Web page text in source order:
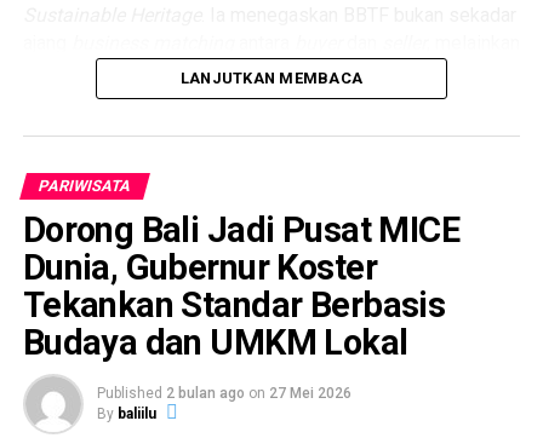
platform strategis untuk membangun kepercayaan pasar,
memperkuat kolaborasi lintas sektor, dan membuka
Tahun ini, BBTF diikuti 407
sellers, yang menjadi bukti tingginya kepercayaan dunia
internasional terhadap Bali dan Indonesia sebagai
destinasi unggulan di tengah dinamika global.
Sementara itu, Menteri Pariwisata RI Widiyanti Putri
Wardhana dalam sambutannya menyampaikan apresiasi
atas konsistensi penyelenggaraan BBTF sebagai salah
satutravel fairterbesar dan paling strategis di Indonesia.
Menurutnya, penyelenggaraan BBTF merupakan bagian dari
LANJUTKAN MEMBACA
PARIWISATA
Dorong Bali Jadi Pusat MICE
Dunia, Gubernur Koster
Tekankan Standar Berbasis
Budaya dan UMKM Lokal
Published 2 bulan ago on 27 Mei 2026
By baliilu